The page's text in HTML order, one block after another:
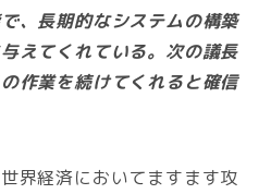
、長期的なシステムの構築
えてくれている。次の議長
作業を続けてくれると確信
界経済においてますます攻